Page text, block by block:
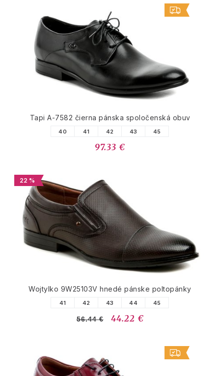
Tapi A-7582 čierna pánska spoločenská obuv
40 41 42 43 45
97.33 €
22 %
Wojtylko 9W25103V hnedé pánske poltopánky
41 42 43 44 45
56.44 € 44.22 €